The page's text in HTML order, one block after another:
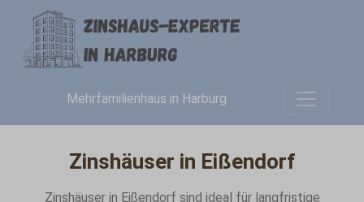
Mehrfamilienhaus in Harburg
Zinshäuser in Eißendorf
Zinshäuser in Eißendorf sind ideal für langfristige